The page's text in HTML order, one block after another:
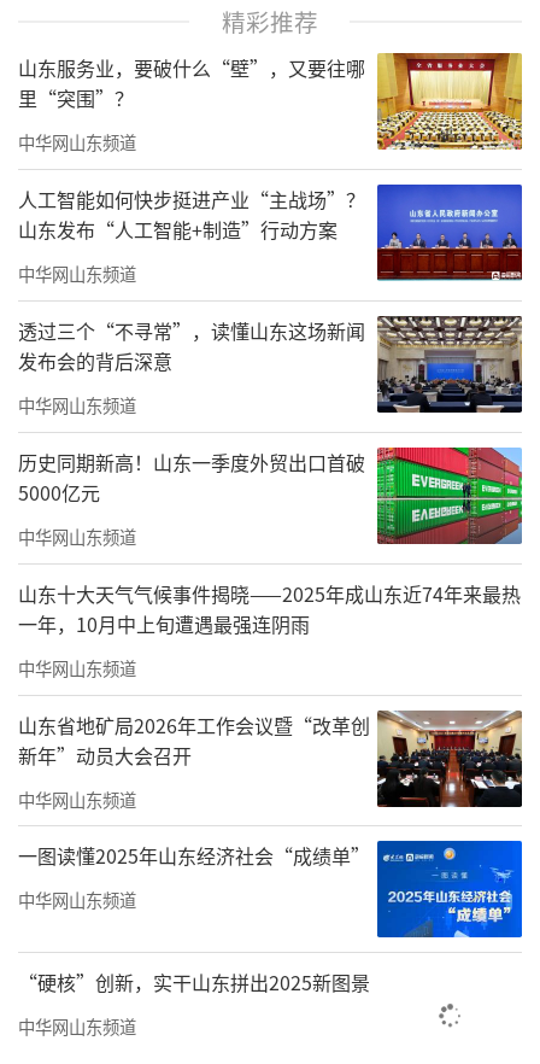
使用状态日期为2025年12月，调整后项目达到
预定可使用状态日期为2026年12月。
威高骨科表示，在骨科集采政策的影响
下，公司根据行业发展动态，调整了产品研发
规划，目前公司研发中心建设项目已经完成上
海及武汉实施地点的新增，研发方向覆盖脊柱
类、创伤类、关节类及运动医学类主营系列产
品，重点推进脊柱微创、3D打印、颅颌面修补
等高附加值产线的技术突破和产品创新。脊柱
微创产线整合了骨科内镜产品、骨科微创耗材
和能量有源产品，逐步形成整体解决方案；3D
打印PEEK颅骨板已初步量产，充分体现了个性
化治疗效果。未来公司将持续围绕新术式、新
材料、再生康复、智能辅助、3D打印技术等领
域重新进行优质项目和产品的拓展和布局，并
加强医工合作，技术转化，充分发挥临床终端
的创新能力和实际需求，促进创新项目落地。
然而，在项目落地过程中临床需求、政策
发展等因素造成创新产品研发取证、商业转化
周期较长、进度缓慢，导致“研发中心建设项
目”推进过程和投资进度较预期计划有所延
后。公司为严格把控募投项目整体质量及募集
资金使用效率，维护全体股东和公司利益，结
合募投项目当前实际建设情况，经审慎评估和
综合考量，在不改变募投项目实施主体、实施
方式、投资用途的前提下，拟将“研发中心建
精彩推荐
山东服务业，要破什么“壁”，又要往哪
里“突围”？
中华网山东频道
人工智能如何快步挺进产业“主战场”？
山东发布“人工智能+制造”行动方案
中华网山东频道
透过三个“不寻常”，读懂山东这场新闻
发布会的背后深意
中华网山东频道
历史同期新高！山东一季度外贸出口首破
5000亿元
中华网山东频道
山东十大天气气候事件揭晓——2025年成山东近74年来最热
一年，10月中上旬遭遇最强连阴雨
中华网山东频道
山东省地矿局2026年工作会议暨“改革创
新年”动员大会召开
中华网山东频道
一图读懂2025年山东经济社会“成绩单”
中华网山东频道
“硬核”创新，实干山东拼出2025新图景
中华网山东频道